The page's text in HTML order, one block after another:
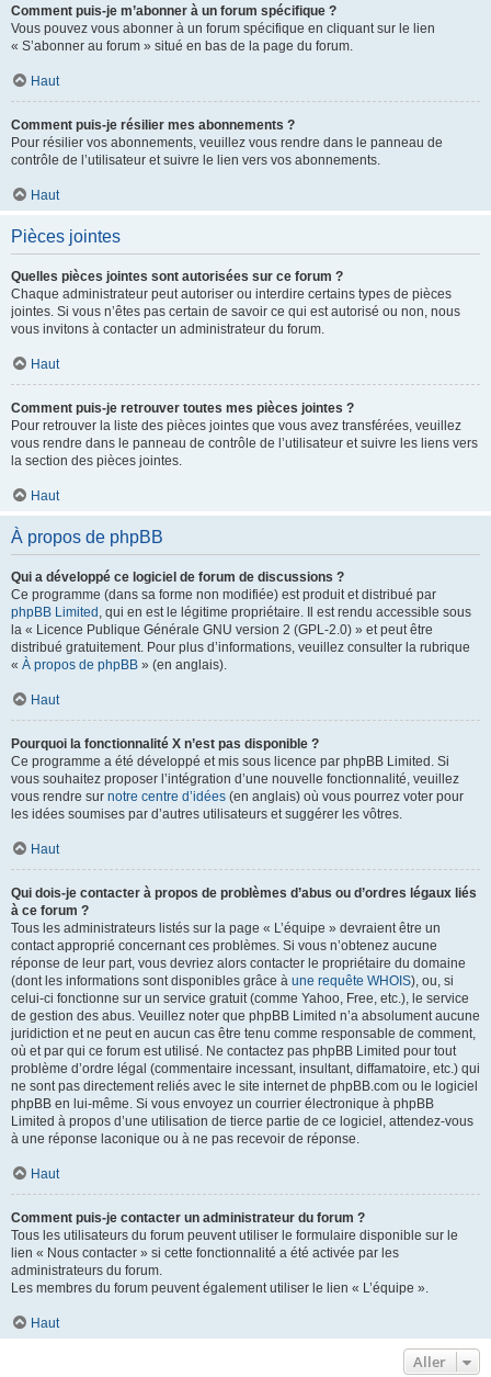
Comment puis-je m’abonner à un forum spécifique ?
Vous pouvez vous abonner à un forum spécifique en cliquant sur le lien
« S’abonner au forum » situé en bas de la page du forum.
Haut
Comment puis-je résilier mes abonnements ?
Pour résilier vos abonnements, veuillez vous rendre dans le panneau de
contrôle de l’utilisateur et suivre le lien vers vos abonnements.
Haut
Pièces jointes
Quelles pièces jointes sont autorisées sur ce forum ?
Chaque administrateur peut autoriser ou interdire certains types de pièces
jointes. Si vous n’êtes pas certain de savoir ce qui est autorisé ou non, nous
vous invitons à contacter un administrateur du forum.
Haut
Comment puis-je retrouver toutes mes pièces jointes ?
Pour retrouver la liste des pièces jointes que vous avez transférées, veuillez
vous rendre dans le panneau de contrôle de l’utilisateur et suivre les liens vers
la section des pièces jointes.
Haut
À propos de phpBB
Qui a développé ce logiciel de forum de discussions ?
Ce programme (dans sa forme non modifiée) est produit et distribué par
phpBB Limited , qui en est le légitime propriétaire. Il est rendu accessible sous
la « Licence Publique Générale GNU version 2 (GPL-2.0) » et peut être
distribué gratuitement. Pour plus d’informations, veuillez consulter la rubrique
« À propos de phpBB » (en anglais).
Haut
Pourquoi la fonctionnalité X n’est pas disponible ?
Ce programme a été développé et mis sous licence par phpBB Limited. Si
vous souhaitez proposer l’intégration d’une nouvelle fonctionnalité, veuillez
vous rendre sur notre centre d’idées (en anglais) où vous pourrez voter pour
les idées soumises par d’autres utilisateurs et suggérer les vôtres.
Haut
Qui dois-je contacter à propos de problèmes d’abus ou d’ordres légaux liés
à ce forum ?
Tous les administrateurs listés sur la page « L’équipe » devraient être un
contact approprié concernant ces problèmes. Si vous n’obtenez aucune
réponse de leur part, vous devriez alors contacter le propriétaire du domaine
(dont les informations sont disponibles grâce à une requête WHOIS), ou, si
celui-ci fonctionne sur un service gratuit (comme Yahoo, Free, etc.), le service
de gestion des abus. Veuillez noter que phpBB Limited n’a absolument aucune
juridiction et ne peut en aucun cas être tenu comme responsable de comment,
où et par qui ce forum est utilisé. Ne contactez pas phpBB Limited pour tout
problème d’ordre légal (commentaire incessant, insultant, diffamatoire, etc.) qui
ne sont pas directement reliés avec le site internet de phpBB.com ou le logiciel
phpBB en lui-même. Si vous envoyez un courrier électronique à phpBB
Limited à propos d’une utilisation de tierce partie de ce logiciel, attendez-vous
à une réponse laconique ou à ne pas recevoir de réponse.
Haut
Comment puis-je contacter un administrateur du forum ?
Tous les utilisateurs du forum peuvent utiliser le formulaire disponible sur le
lien « Nous contacter » si cette fonctionnalité a été activée par les
administrateurs du forum.
Les membres du forum peuvent également utiliser le lien « L’équipe ».
Haut
Aller